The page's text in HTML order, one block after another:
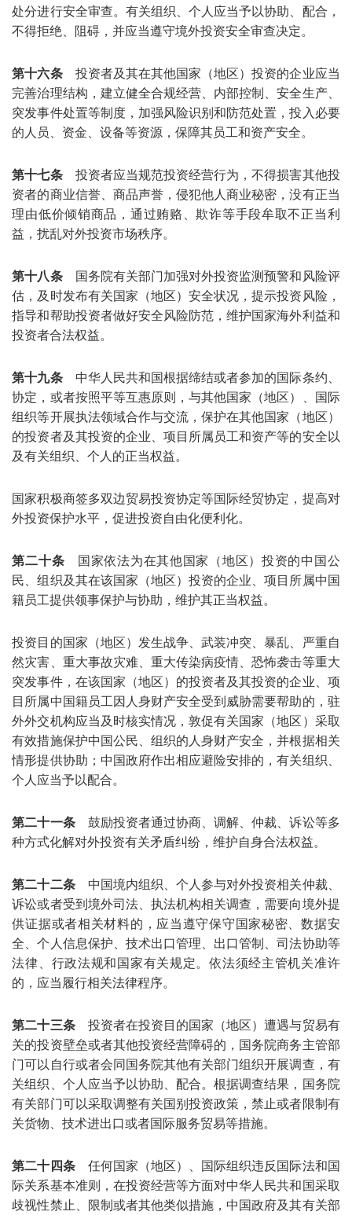
处分进行安全审查。有关组织、个人应当予以协助、配合，
不得拒绝、阻碍，并应当遵守境外投资安全审查决定。
第十六条投资者及其在其他国家（地区）投资的企业应当
完善治理结构，建立健全合规经营、内部控制、安全生产、
突发事件处置等制度，加强风险识别和防范处置，投入必要
的人员、资金、设备等资源，保障其员工和资产安全。
第十七条投资者应当规范投资经营行为，不得损害其他投
资者的商业信誉、商品声誉，侵犯他人商业秘密，没有正当
理由低价倾销商品，通过贿赂、欺诈等手段牟取不正当利
益，扰乱对外投资市场秩序。
第十八条国务院有关部门加强对外投资监测预警和风险评
估，及时发布有关国家（地区）安全状况，提示投资风险，
指导和帮助投资者做好安全风险防范，维护国家海外利益和
投资者合法权益。
第十九条中华人民共和国根据缔结或者参加的国际条约、
协定，或者按照平等互惠原则，与其他国家（地区）、国际
组织等开展执法领域合作与交流，保护在其他国家（地区）
的投资者及其投资的企业、项目所属员工和资产等的安全以
及有关组织、个人的正当权益。
国家积极商签多双边贸易投资协定等国际经贸协定，提高对
外投资保护水平，促进投资自由化便利化。
第二十条 国家依法为在其他国家（地区）投资的中国公
民、组织及其在该国家（地区）投资的企业、项目所属中国
籍员工提供领事保护与协助，维护其正当权益。
投资目的国家（地区）发生战争、武装冲突、暴乱、严重自
然灾害、重大事故灾难、重大传染病疫情、恐怖袭击等重大
突发事件，在该国家（地区）的投资者及其投资的企业、项
目所属中国籍员工因人身财产安全受到威胁需要帮助的，驻
外外交机构应当及时核实情况，敦促有关国家（地区）采取
有效措施保护中国公民、组织的人身财产安全，并根据相关
情形提供协助；中国政府作出相应避险安排的，有关组织、
个人应当予以配合。
第二十一条鼓励投资者通过协商、调解、仲裁、诉讼等多
种方式化解对外投资有关矛盾纠纷，维护自身合法权益。
第二十二条中国境内组织、个人参与对外投资相关仲裁、
诉讼或者受到境外司法、执法机构相关调查，需要向境外提
供证据或者相关材料的，应当遵守保守国家秘密、数据安
全、个人信息保护、技术出口管理、出口管制、司法协助等
法律、行政法规和国家有关规定。依法须经主管机关准许
的，应当履行相关法律程序。
第二十三条投资者在投资目的国家（地区）遭遇与贸易有
关的投资壁垒或者其他投资经营障碍的，国务院商务主管部
门可以自行或者会同国务院其他有关部门组织开展调查，有
关组织、个人应当予以协助、配合。根据调查结果，国务院
有关部门可以采取调整有关国别投资政策，禁止或者限制有
关货物、技术进出口或者国际服务贸易等措施。
第二十四条任何国家（地区）、国际组织违反国际法和国
际关系基本准则，在投资经营等方面对中华人民共和国采取
歧视性禁止、限制或者其他类似措施，中国政府及其有关部